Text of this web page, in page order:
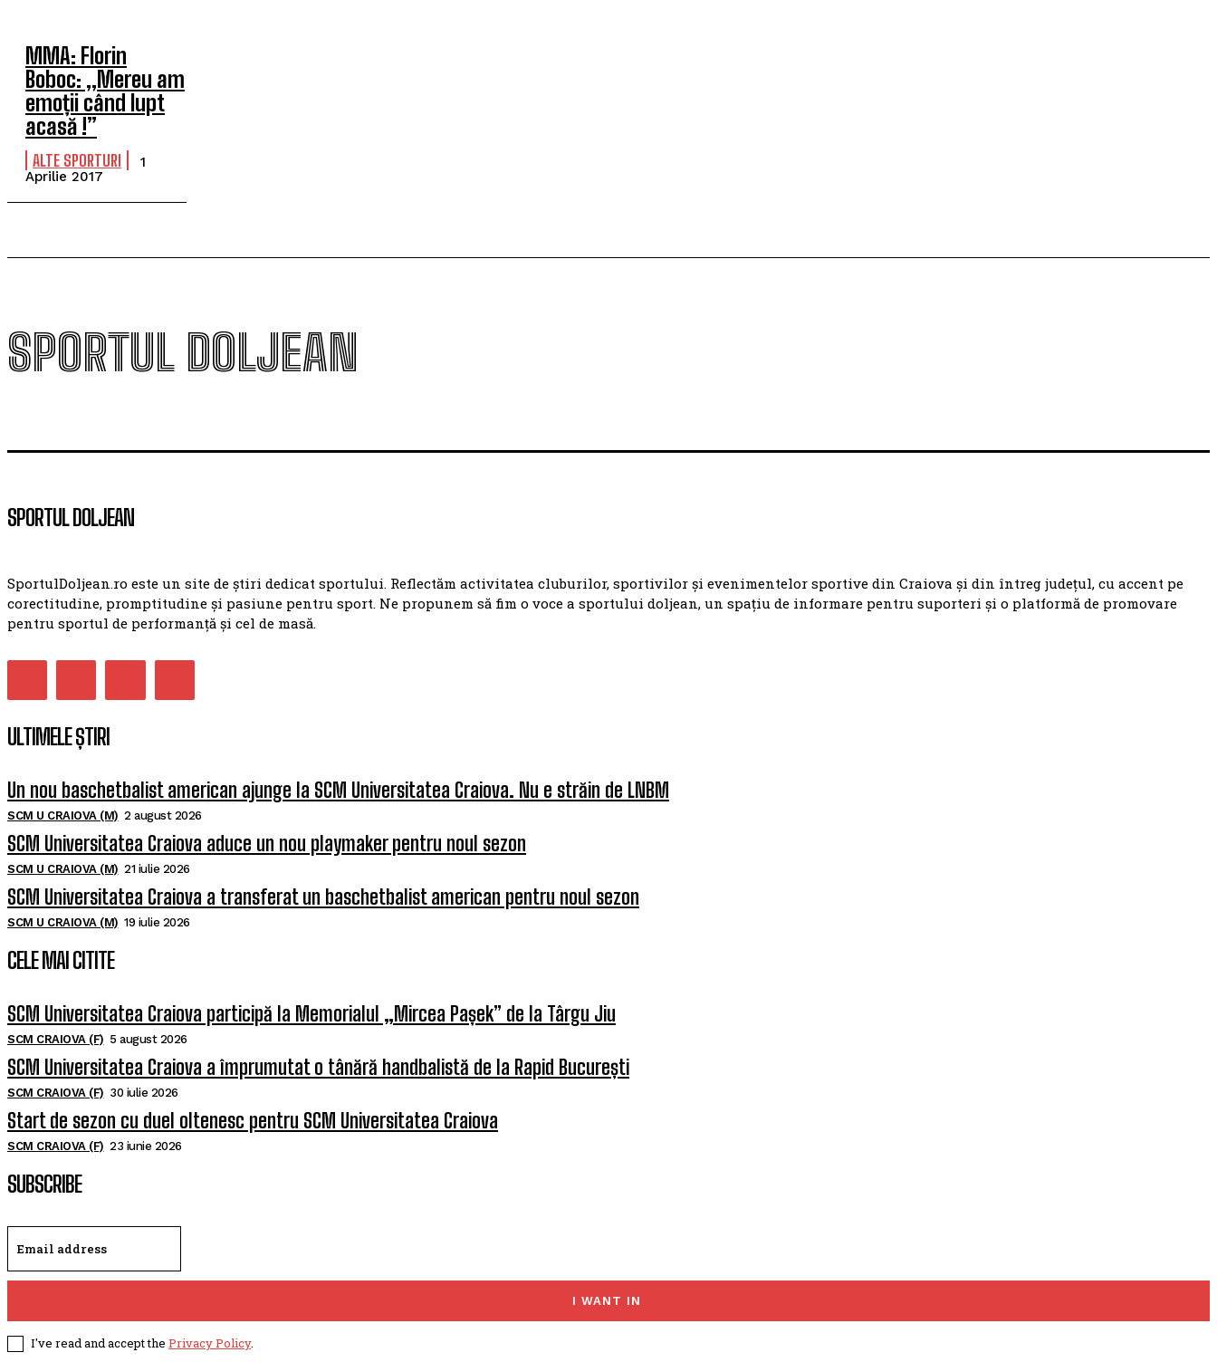
MMA: Florin
Boboc: „Mereu am
emoții când lupt
acasă !”
ALTE SPORTURI
1
Aprilie 2017
SPORTUL DOLJEAN
SPORTUL DOLJEAN
SportulDoljean.ro este un site de știri dedicat sportului. Reflectăm activitatea cluburilor, sportivilor și evenimentelor sportive din Craiova și din întreg județul, cu accent pe
corectitudine, promptitudine și pasiune pentru sport. Ne propunem să fim o voce a sportului doljean, un spațiu de informare pentru suporteri și o platformă de promovare
pentru sportul de performanță și cel de masă.
ULTIMELE ȘTIRI
Un nou baschetbalist american ajunge la SCM Universitatea Craiova. Nu e străin de LNBM
SCM U CRAIOVA (M) 2 august 2026
SCM Universitatea Craiova aduce un nou playmaker pentru noul sezon
SCM U CRAIOVA (M) 21 iulie 2026
SCM Universitatea Craiova a transferat un baschetbalist american pentru noul sezon
SCM U CRAIOVA (M) 19 iulie 2026
CELE MAI CITITE
SCM Universitatea Craiova participă la Memorialul „Mircea Pașek” de la Târgu Jiu
SCM CRAIOVA (F) 5 august 2026
SCM Universitatea Craiova a împrumutat o tânără handbalistă de la Rapid București
SCM CRAIOVA (F) 30 iulie 2026
Start de sezon cu duel oltenesc pentru SCM Universitatea Craiova
SCM CRAIOVA (F) 23 iunie 2026
SUBSCRIBE
I WANT IN
I've read and accept the Privacy Policy.